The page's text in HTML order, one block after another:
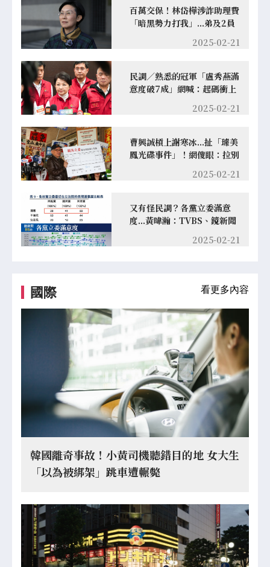
百萬交保！林岱樺涉詐助理費
「暗黑勢力打我」...弟及2員
2025-02-21
民調／熟悉的冠軍「盧秀燕滿
意度破7成」網喊：起碼衝上
2025-02-21
曹興誠槓上謝寒冰...扯「璩美
鳳光碟事件」！網傻眼：拉別
2025-02-21
又有怪民調？各黨立委滿意
度...黃暐瀚：TVBS、鏡新聞
2025-02-21
國際 看更多內容
韓國離奇事故！小黃司機聽錯目的地 女大生
「以為被綁架」跳車遭輾斃